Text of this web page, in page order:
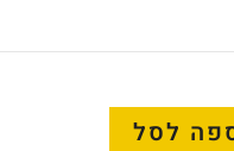
לסל